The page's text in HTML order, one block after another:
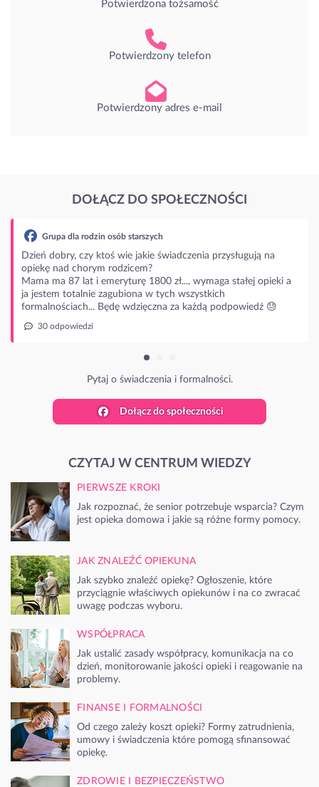
Potwierdzona tożsamość
Potwierdzony telefon
Potwierdzony adres e-mail
DOŁĄCZ DO SPOŁECZNOŚCI
na
opieki a
😓
Dołącz do społeczności
CZYTAJ W CENTRUM WIEDZY
PIERWSZE KROKI
Jak rozpoznać, że senior potrzebuje wsparcia? Czym
jest opieka domowa i jakie są różne formy pomocy.
JAK ZNALEŹĆ OPIEKUNA
Jak szybko znaleźć opiekę? Ogłoszenie, które
przyciągnie właściwych opiekunów i na co zwracać
uwagę podczas wyboru.
WSPÓŁPRACA
Jak ustalić zasady współpracy, komunikacja na co
dzień, monitorowanie jakości opieki i reagowanie na
problemy.
FINANSE I FORMALNOŚCI
Od czego zależy koszt opieki? Formy zatrudnienia,
umowy i świadczenia które pomogą sfinansować
opiekę.
ZDROWIE I BEZPIECZEŃSTWO